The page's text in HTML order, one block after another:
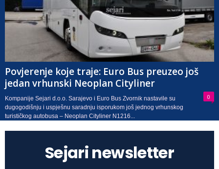
Povjerenje koje traje: Euro Bus preuzeo još
jedan vrhunski Neoplan Cityliner
0
Kompanije Sejari d.o.o. Sarajevo i Euro Bus Zvornik nastavile su
dugogodišnju i uspješnu saradnju isporukom još jednog vrhunskog
turističkog autobusa – Neoplan Cityliner N1216...
Sejari newsletter